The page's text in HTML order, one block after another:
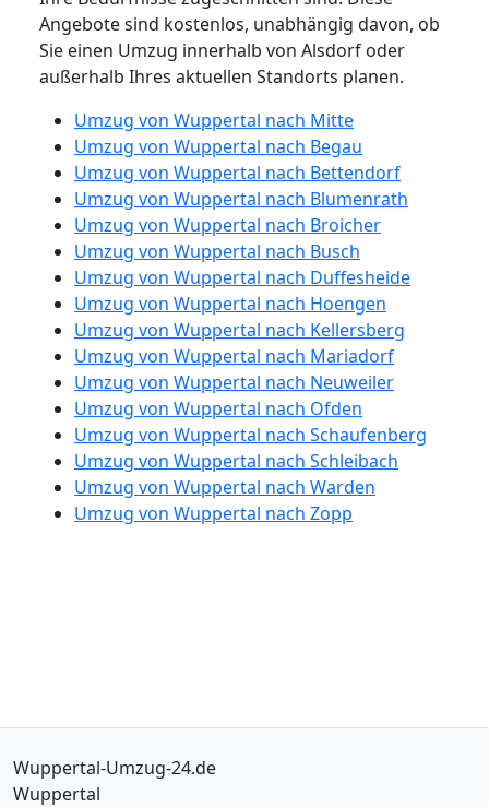
Angebote sind kostenlos, unabhängig davon, ob
Sie einen Umzug innerhalb von Alsdorf oder
außerhalb Ihres aktuellen Standorts planen.
Umzug von Wuppertal nach Mitte
Umzug von Wuppertal nach Begau
Umzug von Wuppertal nach Bettendorf
Umzug von Wuppertal nach Blumenrath
Umzug von Wuppertal nach Broicher
Umzug von Wuppertal nach Busch
Umzug von Wuppertal nach Duffesheide
Umzug von Wuppertal nach Hoengen
Umzug von Wuppertal nach Kellersberg
Umzug von Wuppertal nach Mariadorf
Umzug von Wuppertal nach Neuweiler
Umzug von Wuppertal nach Ofden
Umzug von Wuppertal nach Schaufenberg
Umzug von Wuppertal nach Schleibach
Umzug von Wuppertal nach Warden
Umzug von Wuppertal nach Zopp
Wuppertal-Umzug-24.de
Wuppertal